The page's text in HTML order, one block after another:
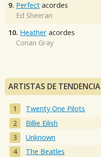
9. Perfect acordes
Ed Sheeran
10. Heather acordes
Conan Gray
ARTISTAS DE TENDENCIA
Twenty One Pilots
Billie Eilish
Unknown
The Beatles